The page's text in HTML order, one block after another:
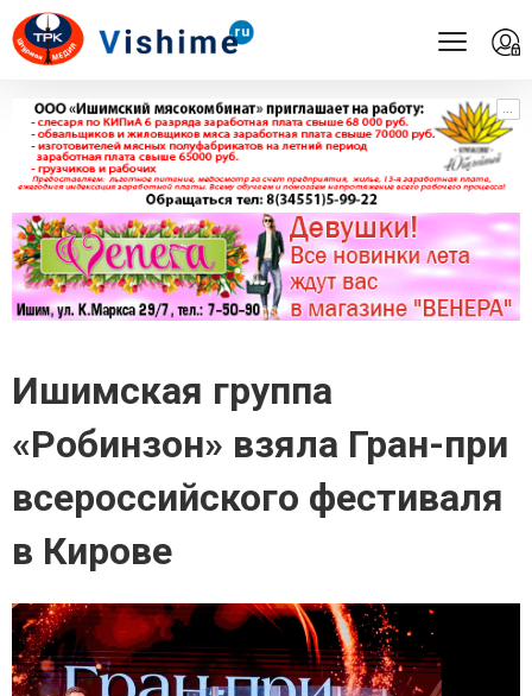
...
...
Ишимская группа
«Робинзон» взяла Гран-при
всероссийского фестиваля
в Кирове